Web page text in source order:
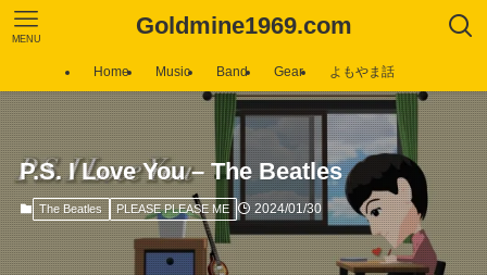
Goldmine1969.com
MENU
Home Music Band Gear よもやま話
P.S. I Love You – The Beatles
The Beatles PLEASE PLEASE ME 2024/01/30